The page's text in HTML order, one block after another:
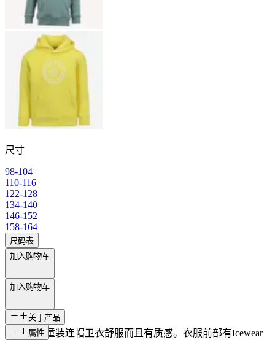
尺寸
98-104
110-116
122-128
134-140
146-152
158-164
尺码表
加入购物车
加入购物车
关于产品
这款Logn童装连帽卫衣舒服而且有质感。衣服前部有Icewear
属性